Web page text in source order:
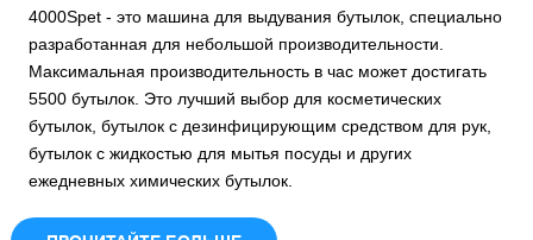
4000Spet - это машина для выдувания бутылок, специально
разработанная для небольшой производительности.
Максимальная производительность в час может достигать
5500 бутылок. Это лучший выбор для косметических
бутылок, бутылок с дезинфицирующим средством для рук,
бутылок с жидкостью для мытья посуды и других
ежедневных химических бутылок.